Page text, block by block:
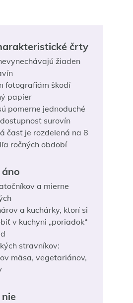
črty
žiaden
fotografiám škodí
papier
pomerne jednoduché
surovín
časť je rozdelená na 8
ročných období
a mierne
a kuchárky, ktorí si
v kuchyni „poriadok“
stravníkov:
mäsa, vegetariánov,